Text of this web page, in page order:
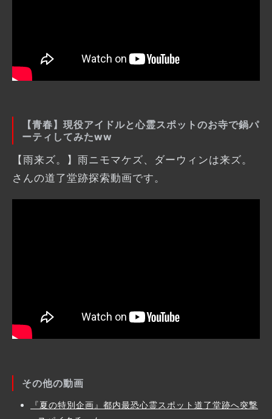
【青春】現役アイドルと心霊スポットのお寺で鍋パ
ーティしてみたww
【雨来ズ。】雨ニモマケズ、ダーウィンは来ズ。
さんの道了堂跡探索動画です。
その他の動画
『夏の特別企画』都内最恐心霊スポット道了堂跡へ突撃